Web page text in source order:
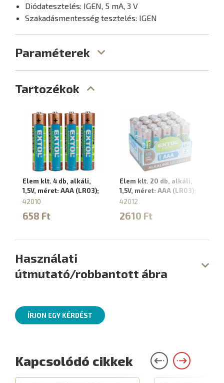
Diódatesztelés: IGEN, 5 mA, 3 V
Szakadásmentesség tesztelés: IGEN
Paraméterek
Tartozékok
Elem klt. 4 db, alkáli,
1,5V, méret: AAA (LR03);
42010
658 Ft
Elem klt. 20 db, alkáli,
1,5V, méret: AAA (LR03);
42012
2610 Ft
Használati
útmutató/robbantott ábra
ÍRJON EGY KÉRDÉST
Kapcsolódó cikkek